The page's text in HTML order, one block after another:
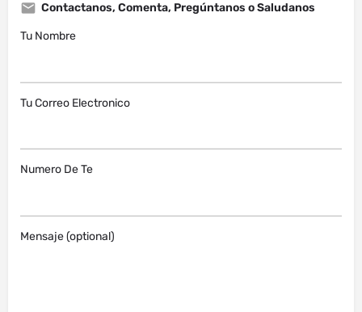
Contactanos, Comenta, Pregúntanos o Saludanos
Tu Nombre
Tu Correo Electronico
Numero De Te
Mensaje (optional)